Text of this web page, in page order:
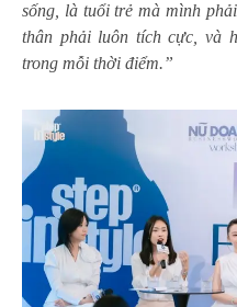
sống, là tuổi trẻ mà mình
thân phải luôn tích cực, và
trong mỗi thời điểm.”